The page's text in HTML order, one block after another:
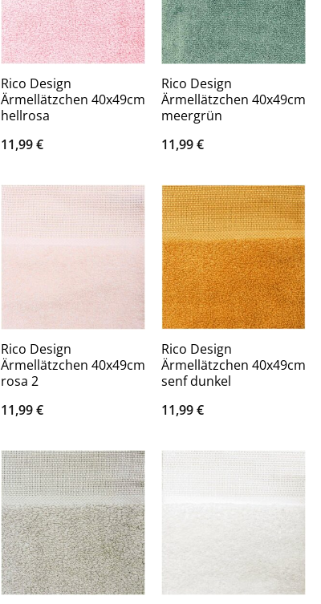
Rico Design
Ärmellätzchen 40x49cm
hellrosa
11,99€
Rico Design
Ärmellätzchen 40x49cm
meergrün
11,99€
Rico Design
Ärmellätzchen 40x49cm
rosa 2
11,99€
Rico Design
Ärmellätzchen 40x49cm
senf dunkel
11,99€